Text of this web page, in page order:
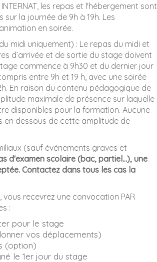
les repas et l'hébergement sont
la journée de 9h à 19h. Les
en soirée.
midi uniquement) : Le repas du midi et
d’arrivée et de sortie du stage doivent
commence à 9h30 et du dernier jour
entre 9h et 19 h, avec une soirée
En raison du contenu pédagogique de
maximale de présence sur laquelle
disponibles pour la formation. Aucune
dessous de cette amplitude de
(sauf événements graves et
d'examen scolaire (bac, partiel...), une
Contactez dans tous les cas la
recevrez une convocation PAR
:
pour le stage
vos déplacements)
(option)
le 1er jour du stage